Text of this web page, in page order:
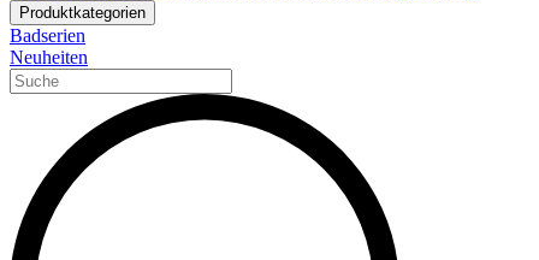
Produktkategorien
Badserien
Neuheiten